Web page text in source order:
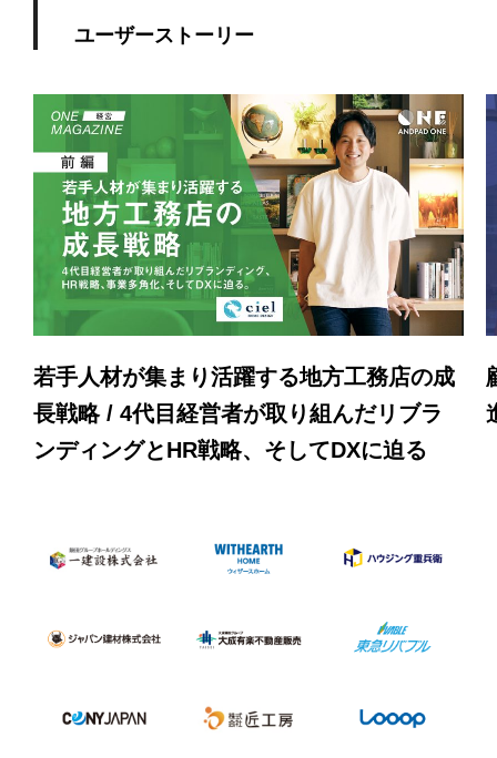
ユーザーストーリー
若手人材が集まり活躍する地方工務店の成
長戦略 / 4代目経営者が取り組んだリブラ
ンディングとHR戦略、そしてDXに迫る